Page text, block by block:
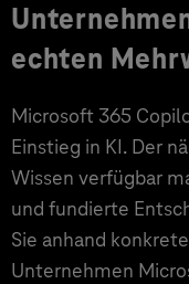
echten
Microsoft 365
Einstieg in KI. Der
Wissen verfügbar
und fundierte
Sie anhand
Unternehmen